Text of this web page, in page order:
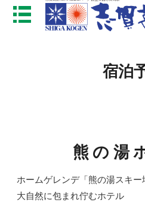
宿泊
熊の湯
ホームゲレンデ「熊の湯スキ
大自然に包まれ佇むホテル